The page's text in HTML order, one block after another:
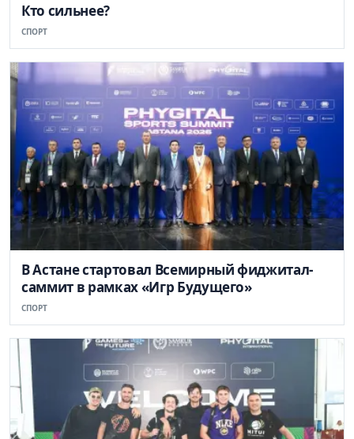
Кто сильнее?
СПОРТ
В Астане стартовал Всемирный фиджитал-
саммит в рамках «Игр Будущего»
СПОРТ